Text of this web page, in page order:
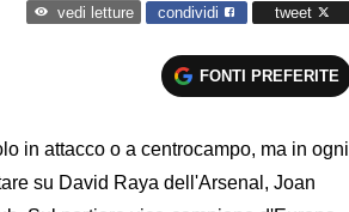
vedi letture condividi tweet
FONTI PREFERITE
in attacco o a centrocampo, ma in ogni
su David Raya dell'Arsenal, Joan